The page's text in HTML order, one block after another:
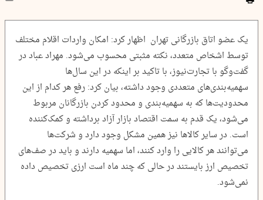
یک عضو اتاق بازرگانی تهران اظهار کرد: امکان واردات اقلام مختلف
توسط اشخاص متعدد، نکته مثبتی محسوب می‌شود. مهراد عباد در
گفت‌وگو با تجارت‌نیوز، با تاکید بر اینکه در این سال‌ها
سهمیه‌بندی‌های متعددی وجود داشته، بیان کرد: رفع هر کدام از این
محدودیت‌ها که به سهمیه‌بندی و محدود کردن بازرگانان مربوط
می‌شود، یک قدم به سمت اقتصاد بازار آزاد برداشته و کمک‌کننده
است. در سایر کالاها نیز همین مشکل وجود دارد و شرکت‌ها
می‌توانند هر کالایی را وارد کنند، اما سهمیه دارند و باید در صف‌های
تخصیص ارز بایستند در حالی که چند ماه است ارزی تخصیص داده
نمی‌شود.